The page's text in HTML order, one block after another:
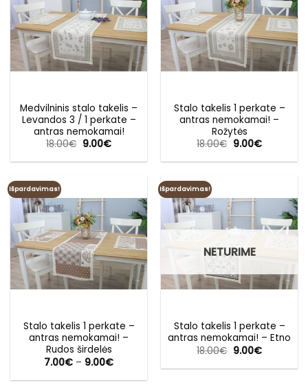
Medvilninis stalo takelis –
Levandos 3 / 1 perkate –
antras nemokamai!
18.00€ Original
was:
9.00€Current
is:
Stalo takelis 1 perkate –
antras nemokamai! –
Rožytės
18.00€ Original
was:
9.00€Current
is:
Išpardavimas!
Stalo takelis 1 perkate –
antras nemokamai! –
Rudos širdelės
7.00€ – 9.00€Price
7.00€
Išpardavimas!
NETURIME
Stalo takelis 1 perkate –
antras nemokamai! – Etno
18.00€ Original
was:
9.00€Current
is: